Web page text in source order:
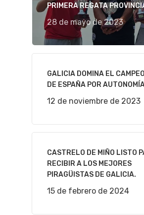
PRIMERA REGATA
28 de mayo de 2023
GALICIA DOMINA EL
DE ESPAÑA POR
12 de noviembre de 2023
CASTRELO DE MIÑO LISTO
RECIBIR A LOS MEJORES
PIRAGÜISTAS DE GALICIA.
15 de febrero de 2024